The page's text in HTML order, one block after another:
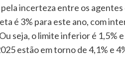
incerteza entre os
é 3% para este ano, com
seja, o limite inferior é 1,5%
estão em torno de 4,1% e